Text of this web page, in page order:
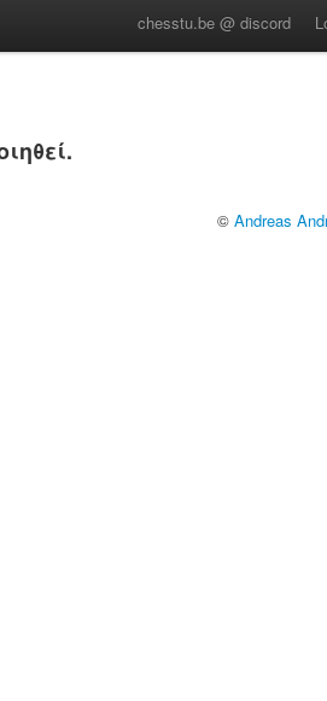
chesstu.be @ discord
© Andreas